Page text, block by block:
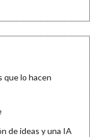
que lo hacen
de ideas y una IA